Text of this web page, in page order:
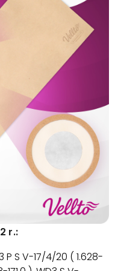
r.:
P S V-17/4/20 ( 1.628-